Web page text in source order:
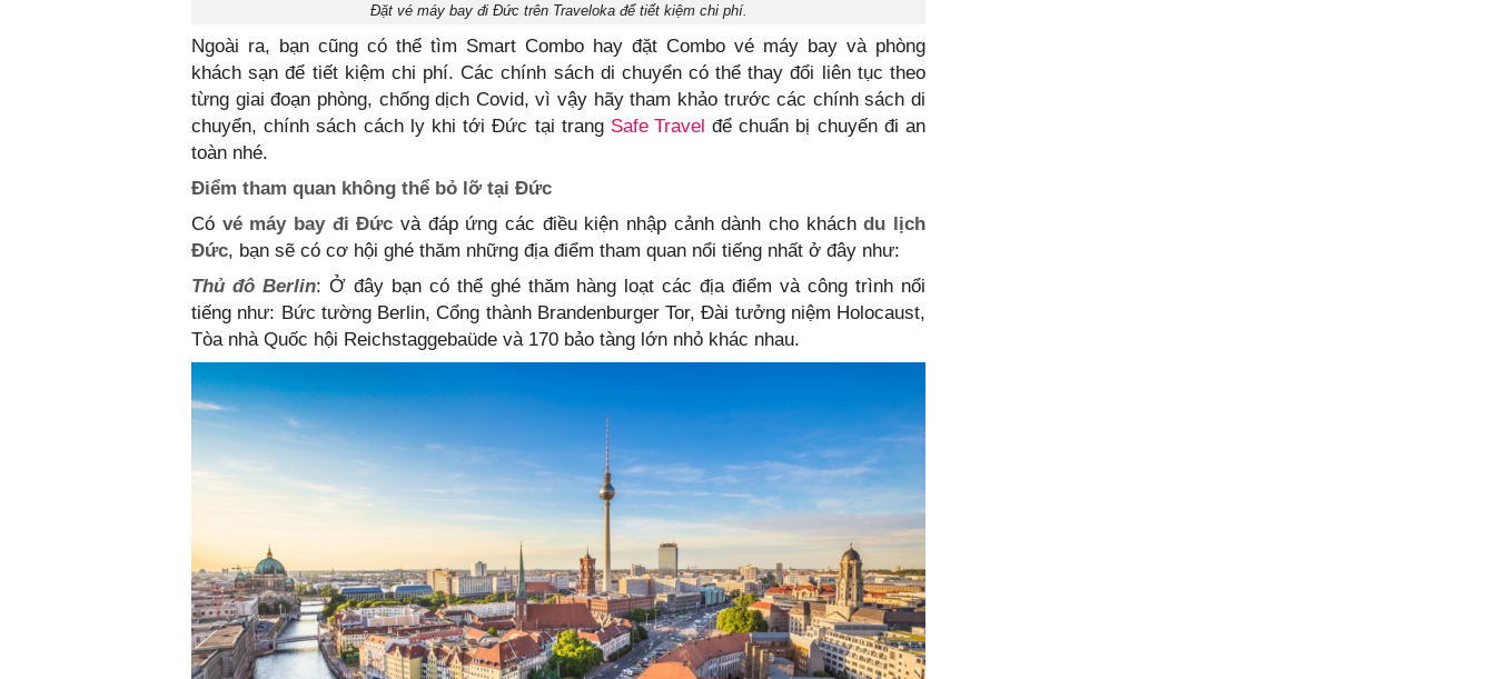
Đặt vé máy bay đi Đức trên Traveloka để tiết kiệm chi phí.
Ngoài ra, bạn cũng có thể tìm Smart Combo hay đặt Combo vé máy bay và phòng
khách sạn để tiết kiệm chi phí. Các chính sách di chuyển có thể thay đổi liên tục theo
từng giai đoạn phòng, chống dịch Covid, vì vậy hãy tham khảo trước các chính sách di
chuyển, chính sách cách ly khi tới Đức tại trang Safe Travel để chuẩn bị chuyến đi an
toàn nhé.
Điểm tham quan không thể bỏ lỡ tại Đức
Có vé máy bay đi Đứcvà đáp ứng các điều kiện nhập cảnh dành cho kháchdu lịch
Đức, bạn sẽ có cơ hội ghé thăm những địa điểm tham quan nổi tiếng nhất ở đây như:
Thủ đô Berlin: Ở đây bạn có thể ghé thăm hàng loạt các địa điểm và công trình nổi
tiếng như: Bức tường Berlin, Cổng thành Brandenburger Tor, Đài tưởng niệm Holocaust,
Tòa nhà Quốc hội Reichstaggebaüde và 170 bảo tàng lớn nhỏ khác nhau.